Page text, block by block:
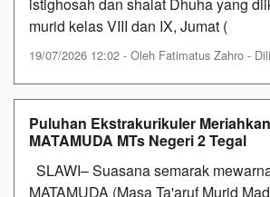
murid kelas VIII dan IX, Jumat (
19/07/2026 12:02 - Oleh Fatimatus Zahro -
Puluhan Ekstrakurikuler
MATAMUDA MTs Negeri 2 Tegal
SLAWI– Suasana semarak
MATAMUDA (Masa Ta'aruf Murid